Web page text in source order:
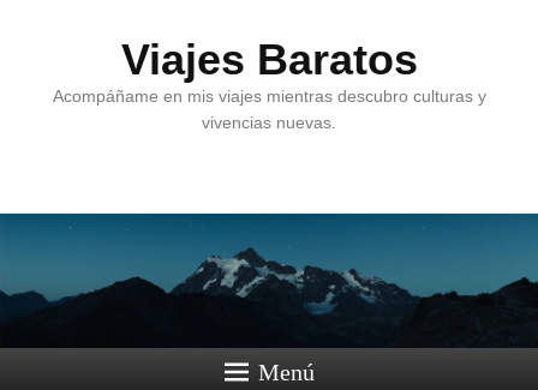
Viajes Baratos
Acompáñame en mis viajes mientras descubro culturas y
vivencias nuevas.
Menú